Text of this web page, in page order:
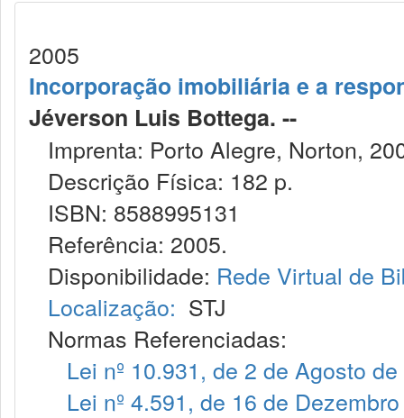
2005
Incorporação imobiliária e a
Jéverson Luis Bottega. --
Imprenta: Porto Alegre, Norton,
Descrição Física: 182 p.
ISBN: 8588995131
Referência: 2005.
Disponibilidade: Rede Virtual de
Localização: STJ
Normas Referenciadas:
Lei nº 10.931, de 2 de Agosto
Lei nº 4.591, de 16 de